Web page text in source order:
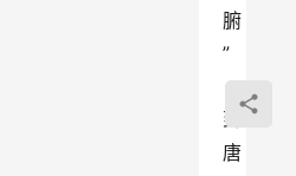
腑
”
，
到
唐